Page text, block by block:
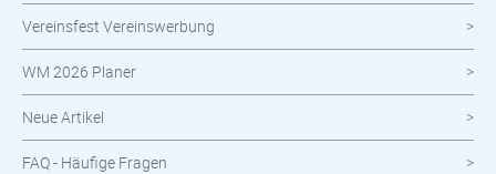
Neuheiten im Shop
Vereinsfest Vereinswerbung
WM 2026 Planer
Neue Artikel
FAQ - Häufige Fragen